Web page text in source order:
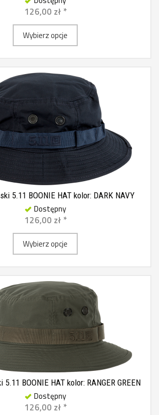
126,00 zł *
Wybierz opcje
5.11 BOONIE HAT kolor: DARK NAVY
Dostępny
126,00 zł *
Wybierz opcje
BOONIE HAT kolor: RANGER GREEN
Dostępny
126,00 zł *